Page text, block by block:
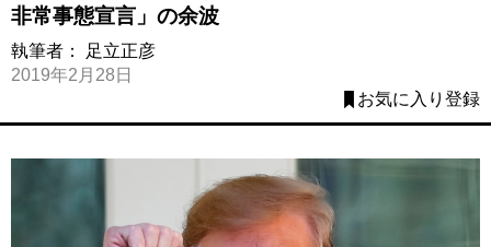
非常事態宣言」の余波
執筆者：
足立正彦
2019年2月28日
お気に入り登録